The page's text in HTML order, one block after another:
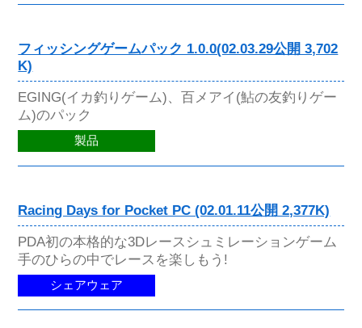
フィッシングゲームパック 1.0.0(02.03.29公開 3,702
K)
EGING(イカ釣りゲーム)、百メアイ(鮎の友釣りゲー
ム)のパック
製品
Racing Days for Pocket PC (02.01.11公開 2,377K)
PDA初の本格的な3Dレースシュミレーションゲーム
手のひらの中でレースを楽しもう!
シェアウェア